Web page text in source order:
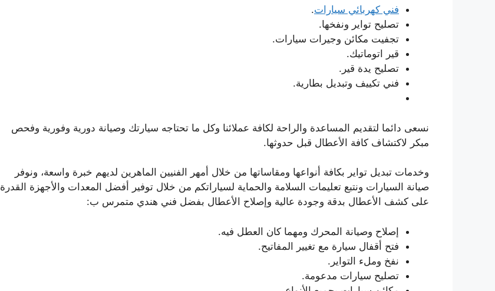
فني كهربائي سيارات.
تصليح تواير ونفخها.
تجفيت مكائن وجيرات سيارات.
قير اتوماتيك.
تصليح يدة قير.
فني تكييف وتبديل بطارية.
نسعى دائما لتقديم المساعدة والراحة لكافة عملائنا وكل ما تحتاجه سيارتك وصيانة دورية وفورية وفحص
مبكر لاكتشاف كافة الأعطال قبل حدوثها.
وخدمات تبديل تواير بكافة أنواعها ومقاساتها من خلال أمهر الفنيين الماهرين لديهم خبرة واسعة، ونوفر
صيانة السيارات ونتبع تعليمات السلامة والحماية لسياراتكم من خلال توفير أفضل المعدات والأجهزة القدرة
على كشف الأعطال بدقة وجودة عالية وإصلاح الأعطال بفضل فني هندي متمرس ب:
إصلاح وصيانة المحرك ومهما كان العطل فيه.
فتح أقفال سيارة مع تغيير المفاتيح.
نفخ وملء التواير.
تصليح سيارات مدعومة.